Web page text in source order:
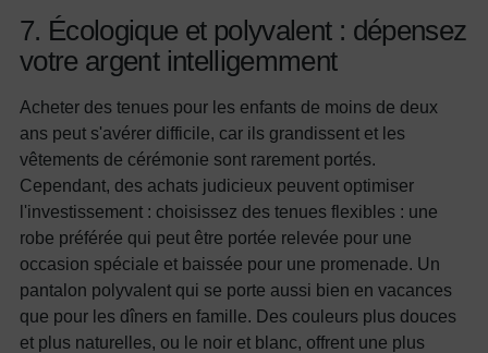
7. Écologique et polyvalent : dépensez
votre argent intelligemment
Acheter des tenues pour les enfants de moins de deux
ans peut s'avérer difficile, car ils grandissent et les
vêtements de cérémonie sont rarement portés.
Cependant, des achats judicieux peuvent optimiser
l'investissement : choisissez des tenues flexibles : une
robe préférée qui peut être portée relevée pour une
occasion spéciale et baissée pour une promenade. Un
pantalon polyvalent qui se porte aussi bien en vacances
que pour les dîners en famille. Des couleurs plus douces
et plus naturelles, ou le noir et blanc, offrent une plus